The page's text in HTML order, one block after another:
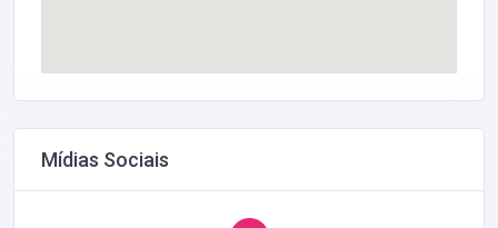
Mídias Sociais